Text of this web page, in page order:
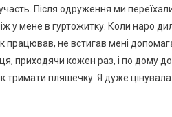
Після одруження ми
у мене в гуртожитку. Коли наро
працював, не встигав мені
приходячи кожен раз, і по дому
тримати пляшечку. Я дуже